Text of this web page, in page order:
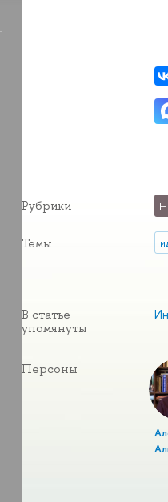
Рубрики
Темы
В статье
упомянуты
Персоны